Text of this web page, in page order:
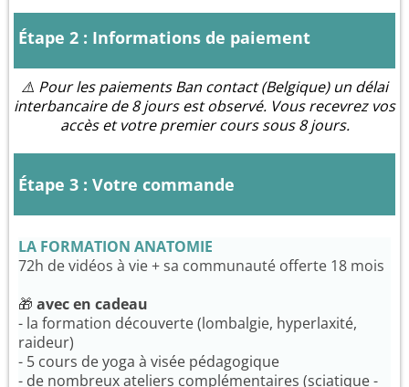
Étape 2 : Informations de paiement
⚠️ Pour les paiements Ban contact (Belgique) un délai
interbancaire de 8 jours est observé. Vous recevrez vos
accès et votre premier cours sous 8 jours.
Étape 3 : Votre commande
LA FORMATION ANATOMIE
72h de vidéos à vie + sa communauté offerte 18 mois
🎁 avec en cadeau
- la formation découverte (lombalgie, hyperlaxité,
raideur)
- 5 cours de yoga à visée pédagogique
- de nombreux ateliers complémentaires (sciatique -